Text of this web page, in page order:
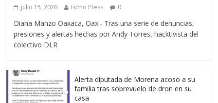
julio 15, 2026 Istmo Press 0
Diana Manzo Oaxaca, Oax.- Tras una serie de denuncias,
presiones y alertas hechas por Andy Torres, hacktivista del
colectivo DLR
Alerta diputada de Morena acoso a su
familia tras sobrevuelo de dron en su
casa